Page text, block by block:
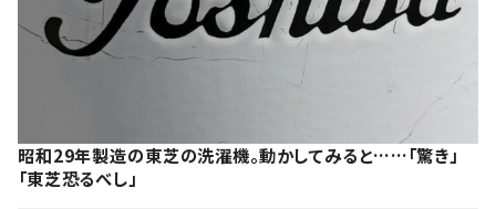
昭和29年製造の東芝の洗濯機。動かしてみると……「驚き」
「東芝恐るべし」